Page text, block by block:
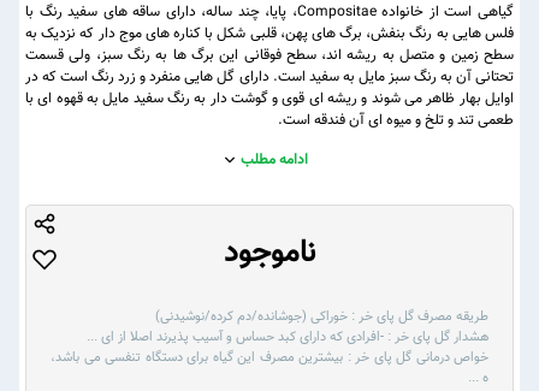
گیاهی است از خانواده Compositae، پایا، چند ساله، دارای ساقه های سفید رنگ با
فلس هایی به رنگ بنفش، برگ های پهن، قلبی شکل با کناره های موج دار که نزدیک به
سطح زمین و متصل به ریشه اند، سطح فوقانی این برگ ها به رنگ سبز، ولی قسمت
تحتانی آن به رنگ سبز مایل به سفید است. دارای گل هایی منفرد و زرد رنگ است که در
اوایل بهار ظاهر می شوند و ریشه ای قوی و گوشت دار به رنگ سفید مایل به قهوه ای با
طعمی تند و تلخ و میوه ای آن فندقه است.
ادامه مطلب
ناموجود
طریقه مصرف گل پای خر : خوراکی (جوشانده/دم کرده/نوشیدنی)
هشدار گل پای خر : -افرادی که دارای کبد حساس و آسیب پذیرند اصلا از ای...
خواص درمانی گل پای خر : بیشترین مصرف این گیاه برای دستگاه تنفسی می باشد،
ه...